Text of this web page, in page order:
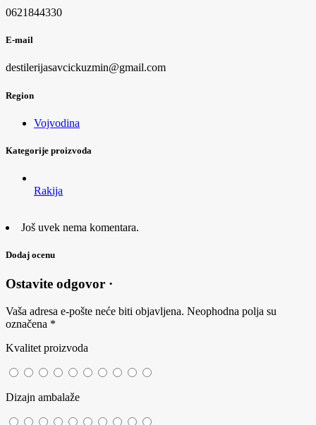
0621844330
E-mail
destilerijasavcickuzmin@gmail.com
Region
Vojvodina
Kategorije proizvoda
Rakija
Još uvek nema komentara.
Dodaj ocenu
Ostavite odgovor ·
Vaša adresa e-pošte neće biti objavljena. Neophodna polja su
označena *
Kvalitet proizvoda
Dizajn ambalaže